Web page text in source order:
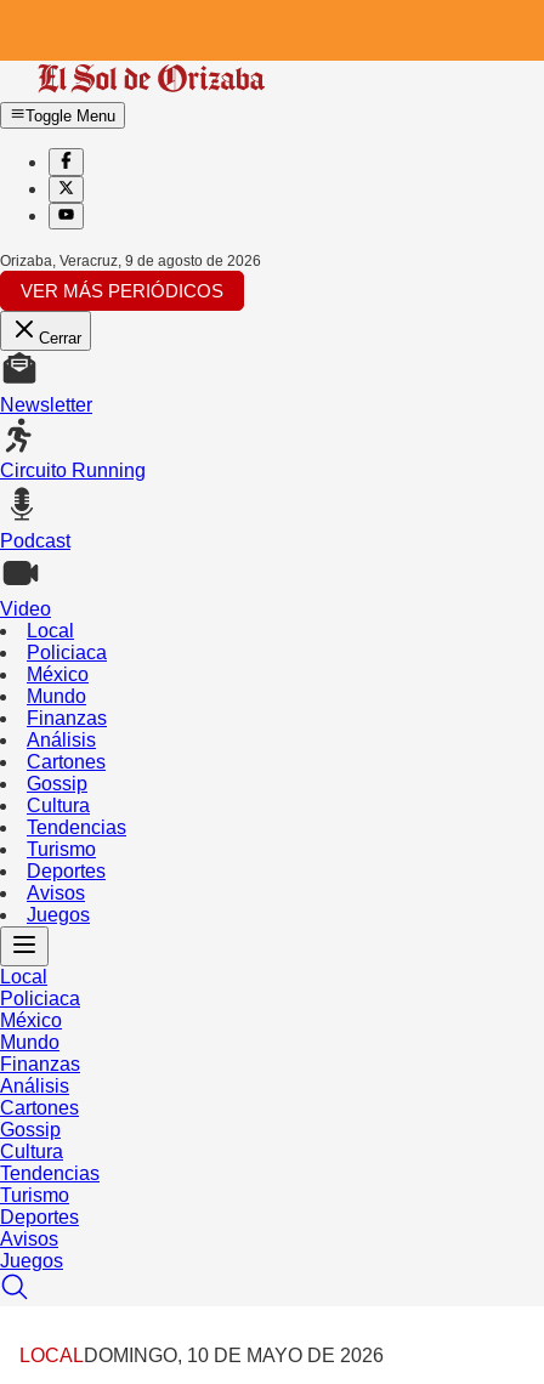
Toggle Menu
Orizaba, Veracruz, 9 de agosto de 2026
VER MÁS PERIÓDICOS
Cerrar
Newsletter
Circuito Running
Podcast
Video
Local
Policiaca
México
Mundo
Finanzas
Análisis
Cartones
Gossip
Cultura
Tendencias
Turismo
Deportes
Avisos
Juegos
Local
Policiaca
México
Mundo
Finanzas
Análisis
Cartones
Gossip
Cultura
Tendencias
Turismo
Deportes
Avisos
Juegos
LOCALDOMINGO, 10 DE MAYO DE 2026